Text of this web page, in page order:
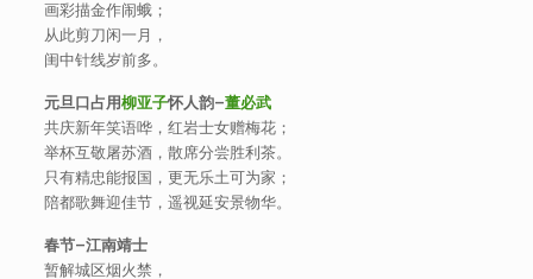
画彩描金作闹蛾；
从此剪刀闲一月，
闺中针线岁前多。
元旦口占用柳亚子怀人韵–董必武
共庆新年笑语哗，红岩士女赠梅花；
举杯互敬屠苏酒，散席分尝胜利茶。
只有精忠能报国，更无乐土可为家；
陪都歌舞迎佳节，遥视延安景物华。
春节–江南靖士
暂解城区烟火禁，